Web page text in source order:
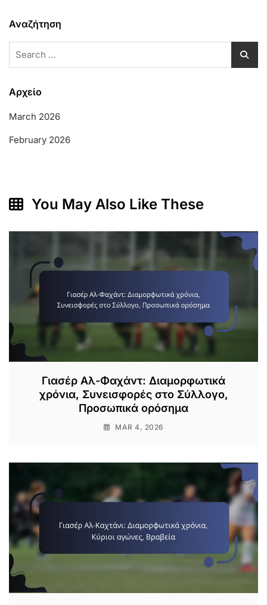
Αναζήτηση
Αρχείο
March 2026
February 2026
You May Also Like These
Γιασέρ Αλ-Φαχάντ: Διαμορφωτικά
χρόνια, Συνεισφορές στο Σύλλογο,
Προσωπικά ορόσημα
MAR 4, 2026